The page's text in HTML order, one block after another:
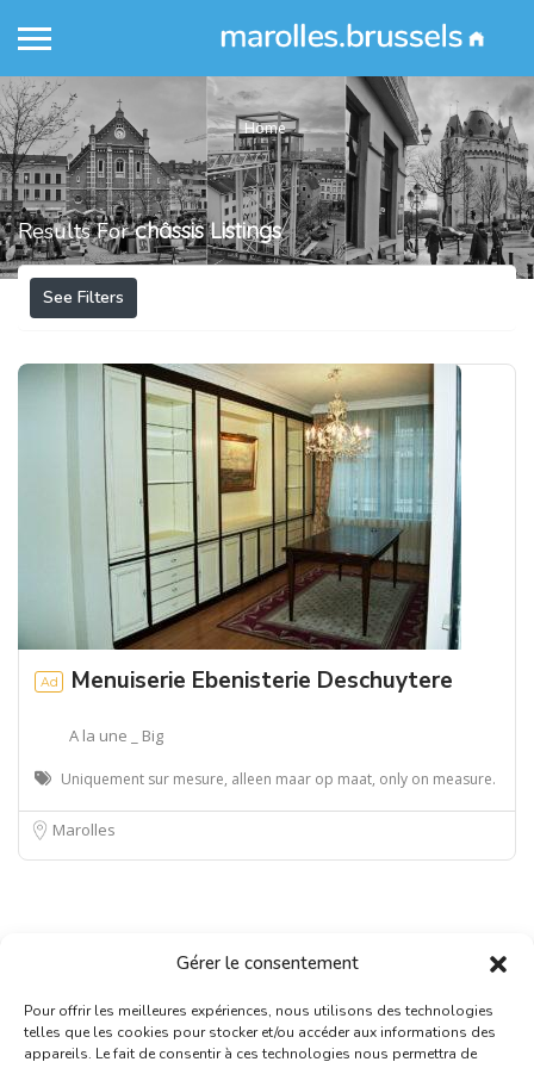
Gérer le consentement
Pour offrir les meilleures expériences, nous utilisons des technologies
telles que les cookies pour stocker et/ou accéder aux informations des
appareils. Le fait de consentir à ces technologies nous permettra de
Home
Results Forchâssis Listings
See Filters
Ad Menuiserie Ebenisterie Deschuytere
A la une _ Big
Uniquement sur mesure, alleen maar op maat, only on measure.
Marolles